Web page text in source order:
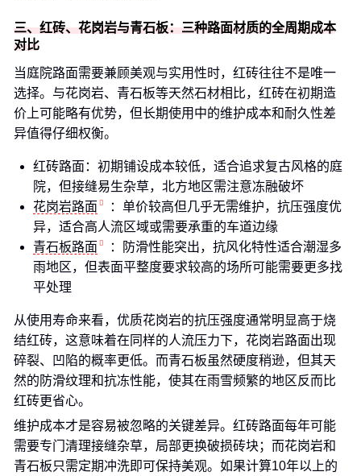
三、红砖、花岗岩与青石板：三种路面材质的全周期成本
对比
当庭院路面需要兼顾美观与实用性时，红砖往往不是唯一
选择。与花岗岩、青石板等天然石材相比，红砖在初期造
价上可能略有优势，但长期使用中的维护成本和耐久性差
异值得仔细权衡。
红砖路面：初期铺设成本较低，适合追求复古风格的庭
院，但接缝易生杂草，北方地区需注意冻融破坏
花岗岩路面
：单价较高但几乎无需维护，抗压强度优
异，适合高人流区域或需要承重的车道边缘
青石板路面
：防滑性能突出，抗风化特性适合潮湿多
雨地区，但表面平整度要求较高的场所可能需要更多找
平处理
从使用寿命来看，优质花岗岩的抗压强度通常明显高于烧
结红砖，这意味着在同样的人流压力下，花岗岩路面出现
碎裂、凹陷的概率更低。而青石板虽然硬度稍逊，但其天
然的防滑纹理和抗冻性能，使其在雨雪频繁的地区反而比
红砖更省心。
维护成本才是容易被忽略的关键差异。红砖路面每年可能
需要专门清理接缝杂草，局部更换破损砖块；而花岗岩和
青石板只需定期冲洗即可保持美观。如果计算10年以上的